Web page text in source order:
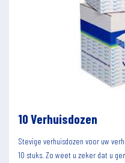
10 Verhuisdozen
Stevige verhuisdozen voor uw
10 stuks. Zo weet u zeker dat u